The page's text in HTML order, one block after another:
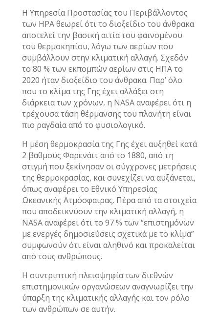
Η Υπηρεσία Προστασίας του Περιβάλλοντος
των HPA θεωρεί ότι το διοξείδιο του άνθρακα
αποτελεί την βασική αιτία του φαινομένου
του θερμοκηπίου, λόγω των αερίων που
συμβάλλουν στην κλιματική αλλαγή. Σχεδόν
το 80 % των εκπομπών αερίων στις ΗΠΑ το
2020 ήταν διοξείδιο του άνθρακα. Παρ’ όλο
που το κλίμα της Γης έχει αλλάξει στη
διάρκεια των χρόνων, η NASA αναφέρει ότι η
τρέχουσα τάση θέρμανσης του πλανήτη είναι
πιο ραγδαία από το φυσιολογικό.
Η μέση θερμοκρασία της Γης έχει αυξηθεί κατά
2 βαθμούς Φαρενάιτ από το 1880, από τη
στιγμή που ξεκίνησαν οι σύγχρονες μετρήσεις
της θερμοκρασίας, και συνεχίζει να αυξάνεται,
όπως αναφέρει το Εθνικό Υπηρεσίας
Ωκεανικής Ατμόσφαιρας. Πέρα από τα στοιχεία
που αποδεικνύουν την κλιματική αλλαγή, η
NASA αναφέρει ότι το 97 % των “επιστημόνων
με ενεργές δημοσιεύσεις σχετικά με το κλίμα”
συμφωνούν ότι είναι αληθινό και προκαλείται
από τους ανθρώπους.
Η συντριπτική πλειοψηφία των διεθνών
επιστημονικών οργανώσεων αναγνωρίζει την
ύπαρξη της κλιματικής αλλαγής και τον ρόλο
των ανθρώπων σε αυτήν.